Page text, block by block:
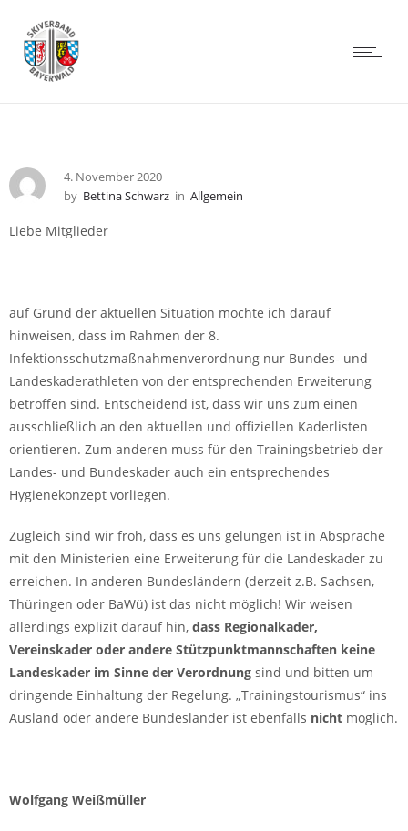
4. November 2020
by Bettina Schwarz in Allgemein
Liebe Mitglieder
auf Grund der aktuellen Situation möchte ich darauf
hinweisen, dass im Rahmen der 8.
Infektionsschutzmaßnahmenverordnung nur Bundes- und
Landeskaderathleten von der entsprechenden Erweiterung
betroffen sind. Entscheidend ist, dass wir uns zum einen
ausschließlich an den aktuellen und offiziellen Kaderlisten
orientieren. Zum anderen muss für den Trainingsbetrieb der
Landes- und Bundeskader auch ein entsprechendes
Hygienekonzept vorliegen.
Zugleich sind wir froh, dass es uns gelungen ist in Absprache
mit den Ministerien eine Erweiterung für die Landeskader zu
erreichen. In anderen Bundesländern (derzeit z.B. Sachsen,
Thüringen oder BaWü) ist das nicht möglich! Wir weisen
allerdings explizit darauf hin, dass Regionalkader,
Vereinskader oder andere Stützpunktmannschaften keine
Landeskader im Sinne der Verordnung sind und bitten um
dringende Einhaltung der Regelung. „Trainingstourismus“ ins
Ausland oder andere Bundesländer ist ebenfalls nicht möglich.
Wolfgang Weißmüller